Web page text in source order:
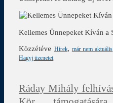
Kellemes Ünnepeket Kíván a
Közzétéve Hírek, már nem aktuális
Hagyj üzenetet
Ráday Mihály